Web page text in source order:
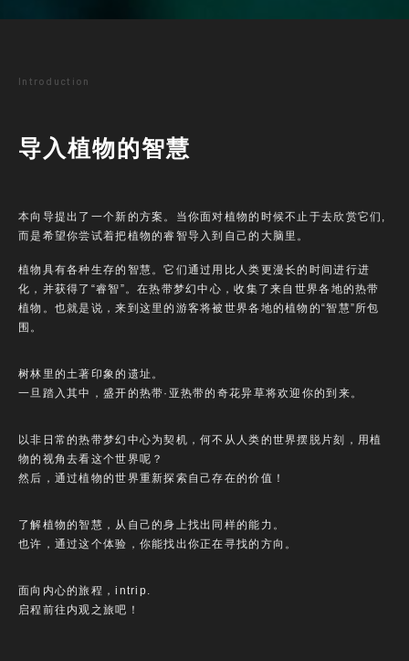
Introduction
导入植物的智慧
本向导提出了一个新的方案。当你面对植物的时候不止于去欣赏它们,
而是希望你尝试着把植物的睿智导入到自己的大脑里。
植物具有各种生存的智慧。它们通过用比人类更漫长的时间进行进
化，并获得了“睿智”。在热带梦幻中心，收集了来自世界各地的热带
植物。也就是说，来到这里的游客将被世界各地的植物的“智慧”所包
围。
树林里的土著印象的遗址。
一旦踏入其中，盛开的热带·亚热带的奇花异草将欢迎你的到来。
以非日常的热带梦幻中心为契机，何不从人类的世界摆脱片刻，用植
物的视角去看这个世界呢？
然后，通过植物的世界重新探索自己存在的价值！
了解植物的智慧，从自己的身上找出同样的能力。
也许，通过这个体验，你能找出你正在寻找的方向。
面向内心的旅程，intrip.
启程前往内观之旅吧！